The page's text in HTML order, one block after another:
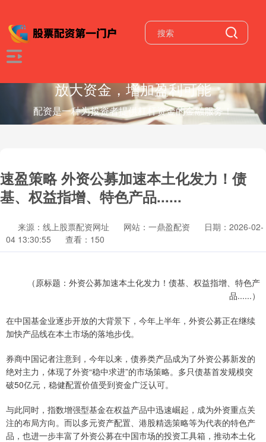
放大资金，增加盈利可能
配资是一种为投资者提供杠杆资金的金融服务！
速盈策略 外资公募加速本土化发力！债
基、权益指增、特色产品......
来源：线上股票配资网址 网站：一鼎盈配资
日期：2026-02-
04 13:30:55
查看：150
（原标题：外资公募加速本土化发力！债基、权益指增、特色产
品......）
在中国基金业逐步开放的大背景下，今年上半年，外资公募正在继续
加快产品线在本土市场的落地步伐。
券商中国记者注意到，今年以来，债券类产品成为了外资公募新发的
绝对主力，体现了外资“稳中求进”的市场策略。多只债基首发规模突
破50亿元，稳健配置价值受到资金广泛认可。
与此同时，指数增强型基金在权益产品中迅速崛起，成为外资重点关
注的布局方向。而以多元资产配置、港股精选策略等为代表的特色产
品，也进一步丰富了外资公募在中国市场的投资工具箱，推动本土化